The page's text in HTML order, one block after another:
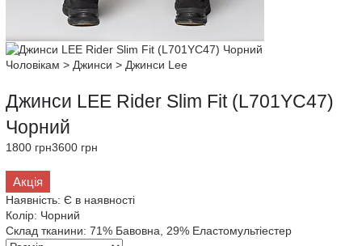
Чоловікам > Джинси > Джинси Lee
Джинси LEE Rider Slim Fit (L701YC47)
Чорний
1800 грн3600 грн
Акція
Наявність:Є в наявності
Колір: Чорний
Склад тканини:71% Бавовна, 29% Еластомультіестер